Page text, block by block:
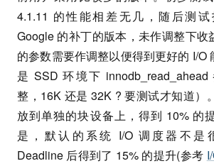
4.1.11 的性能相差无几，随后测试
Google 的补丁的版本，未作调整下收
的参数需要作调整以便得到更好的 I/O
是 SSD 环境下
整，16K 还是 32K ? 要测试才知道）
放到单独的块设备上，得到 10% 的
是，默认的系统 I/O 调度器不是
Deadline 后得到了 15% 的提升(参考